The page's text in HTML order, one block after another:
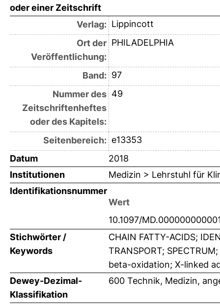
oder einer Zeitschrift
Verlag: Lippincott
Ort der
Veröffentlichung:
PHILADELPHIA
Band: 97
Nummer des
Zeitschriftenheftes
oder des Kapitels:
49
Seitenbereich: e13353
Datum
2018
Institutionen
Medizin > Lehrstuhl für
Identifikationsnummer
Wert
10.1097/
Stichwörter /
Keywords
CHAIN FATTY-ACIDS;
TRANSPORT;
beta-oxidation; X-linked
Dewey-Dezimal-
Klassifikation
600 Technik, Medizin,